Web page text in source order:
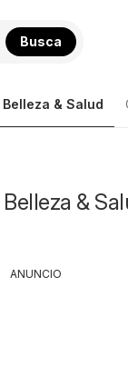
Busca
Belleza & Salud
&
ANUNCIO